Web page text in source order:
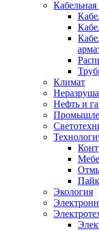
Климат
Нефть и
Экология